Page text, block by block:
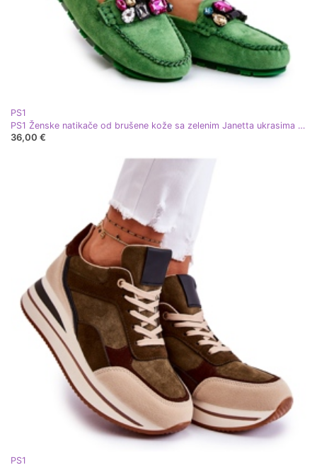
PS1
PS1 Ženske natikače od brušene kože sa zelenim Janetta ukrasima zelena
36,00 €
PS1